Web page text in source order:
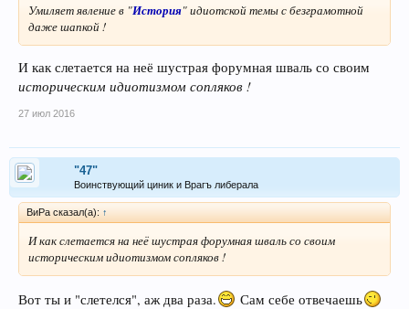
Умиляетявлениев "История" идиотской темы с безграмотной
даже шапкой !
И как слетается на неё шустрая форумная шваль со своим
историческим идиотизмом сопляков !
27 июл 2016
"47"
Воинствующий циник и Врагъ либерала
ВиРа сказал(а): ↑
И как слетается на неё шустрая форумная шваль со своим
историческим идиотизмом сопляков !
Вот ты и "слетелся", аж два раза. Сам себе отвечаешь